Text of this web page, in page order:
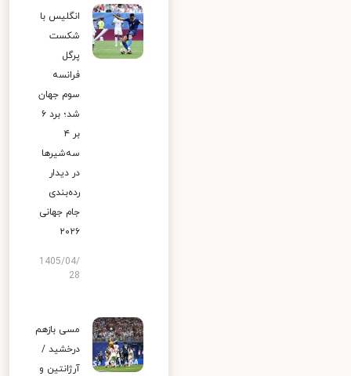
انگلیس با
شکست
پرگل
فرانسه
سوم جهان
شد؛ برد ۶
بر ۴
سه‌شیرها
در دیدار
رده‌بندی
جام جهانی
۲۰۲۶
1405/04/
28
مسی بازهم
درخشید /
آرژانتین و